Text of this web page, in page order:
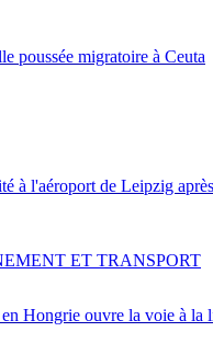
poussée migratoire à Ceuta
à l'aéroport de Leipzig
Hongrie ouvre la voie à la
ET TRANSPORT